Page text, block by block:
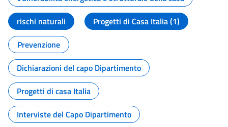
rischi naturali
Progetti di Casa Italia (1)
Prevenzione
Dichiarazioni del capo Dipartimento
Progetti di casa Italia
Interviste del Capo Dipartimento